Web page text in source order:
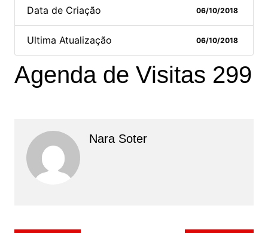
Data de Criação 06/10/2018
Ultima Atualização 06/10/2018
Agenda de Visitas 299
Nara Soter